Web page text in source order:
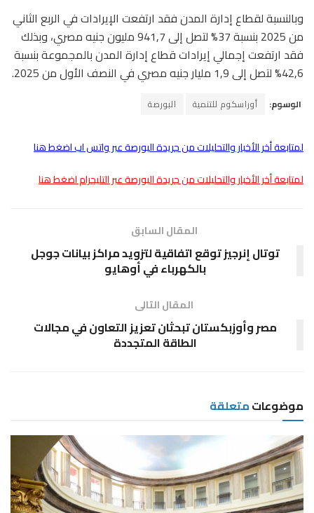
وبالنسبة لقطاع إدارة المدن فقد ارتفعت الإيرادات في الربع الثاني
من 2025 بنسبة 37% لتصل إلى 941,7 مليون جنيه مصري، وبذلك
فقد ارتفعت إجمالي إيرادات قطاع إدارة المدن بالمجموعة بنسبة
42,6% لتصل إلى 1,9 مليار جنيه مصري في النصف الأول من 2025.
الوسوم: أوراسكوم للتنمية البورصة
لمتابعة أخر الأخبار والتحليلات من جريدة البورصة عبر واتس اب اضغط هنا
لمتابعة أخر الأخبار والتحليلات من جريدة البورصة عبر التليجرام اضغط هنا
المقال السابق
توتال إنرجيز توقع اتفاقية لتزويد مراكز بيانات جوجل
بالكهرباء في أوهايو
المقال التالى
مصر وأوزبكستان تبحثان تعزيز التعاون في مجالات
الطاقة المتجددة
موضوعاتمتعلقة